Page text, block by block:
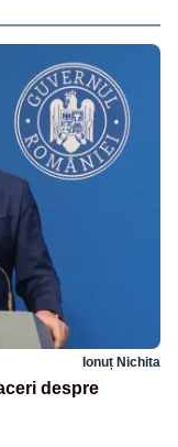
Ionuț Nichita
despre